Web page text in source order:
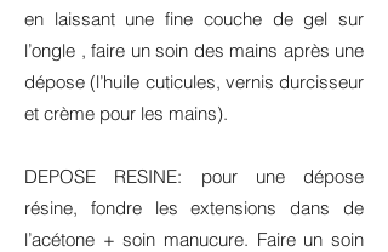
en laissant une fine couche de gel sur
l’ongle , faire un soin des mains après une
dépose (l’huile cuticules, vernis durcisseur
et crème pour les mains).
DEPOSE RESINE: pour une dépose
résine, fondre les extensions dans de
l’acétone + soin manucure. Faire un soin